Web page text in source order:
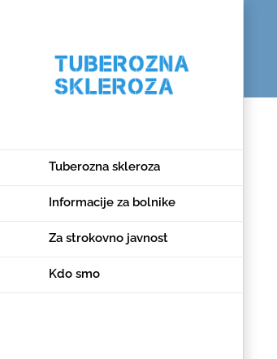
Tuberozna skleroza
Informacije za bolnike
Za strokovno javnost
Kdo smo